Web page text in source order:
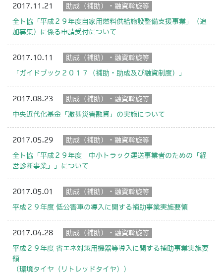
2017.11.21 助成（補助）・融資斡旋等
全ト協「平成２９年度自家用燃料供給施設整備支援事業」（追
加募集）に係る申請受付について
2017.10.11 助成（補助）・融資斡旋等
「ガイドブック２０１７（補助・助成及び融資制度）」
2017.08.23 助成（補助）・融資斡旋等
中央近代化基金「激甚災害融資」の実施について
2017.05.29 助成（補助）・融資斡旋等
全ト協「平成２９年度 中小トラック運送事業者のための「経
営診断事業」」について
2017.05.01 助成（補助）・融資斡旋等
平成２９年度 低公害車の導入に関する補助事業実施要領
2017.04.28 助成（補助）・融資斡旋等
平成２９年度 省エネ対策用機器等導入に関する補助事業実施要
領
（環境タイヤ（リトレッドタイヤ））